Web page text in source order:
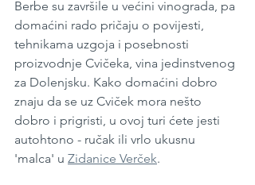
Berbe su završile u većini vinograda, pa
domaćini rado pričaju o povijesti,
tehnikama uzgoja i posebnosti
proizvodnje Cvičeka, vina jedinstvenog
za Dolenjsku. Kako domaćini dobro
znaju da se uz Cviček mora nešto
dobro i prigristi, u ovoj turi ćete jesti
autohtono - ručak ili vrlo ukusnu
'malca' u Zidanice Verček.